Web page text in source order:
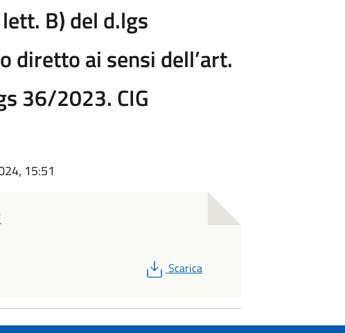
B) del d.lgs
ai sensi dell’art.
36/2023. CIG
15:51
PDF
Scarica